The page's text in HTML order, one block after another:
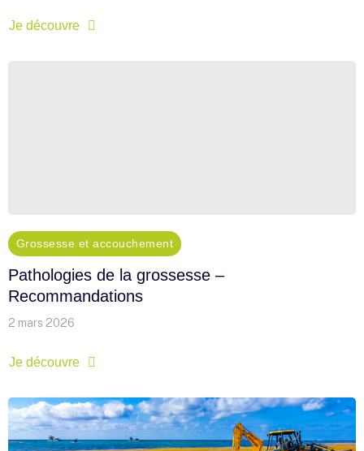
Je découvre
Grossesse et accouchement
Pathologies de la grossesse –
Recommandations
2 mars 2026
Je découvre